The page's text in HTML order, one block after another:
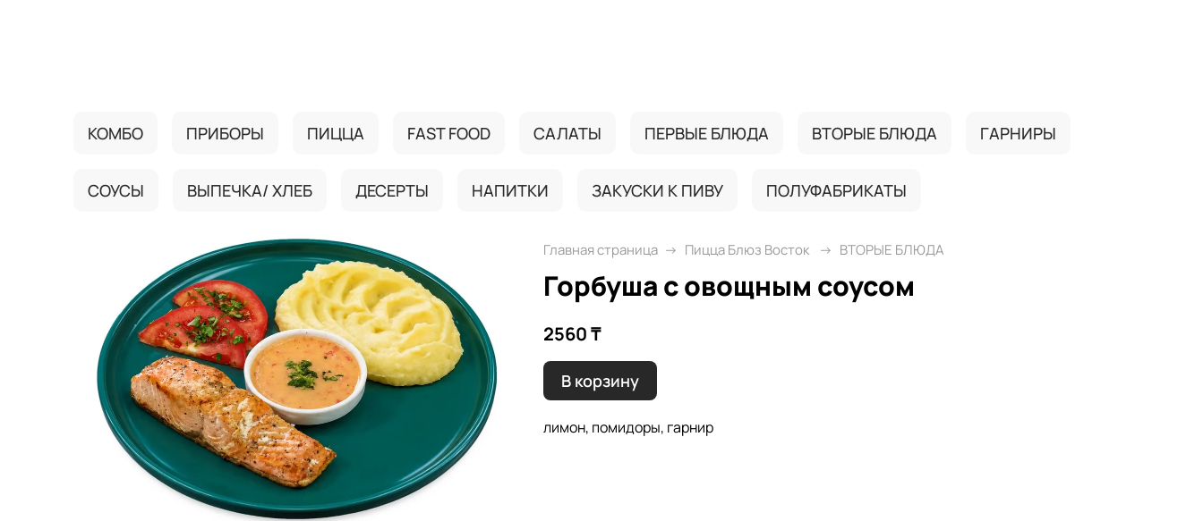
КОМБО ПРИБОРЫ ПИЦЦА FAST FOOD САЛАТЫ ПЕРВЫЕ БЛЮДА ВТОРЫЕ БЛЮДА ГАРНИРЫ
СОУСЫ ВЫПЕЧКА/ ХЛЕБ ДЕСЕРТЫ НАПИТКИ ЗАКУСКИ К ПИВУ ПОЛУФАБРИКАТЫ
Главная страница Пицца Блюз Восток ВТОРЫЕ БЛЮДА
Горбуша с овощным соусом
2560 ₸
В корзину
лимон, помидоры, гарнир